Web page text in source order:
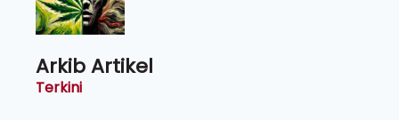
Arkib Artikel
Terkini